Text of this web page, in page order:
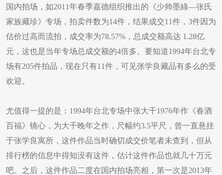
国内拍场，如2011年春季嘉德组织推出的《少帅墨綠—张氏
家族藏珍》专场，拍卖件数为14件，结果成交11件，3件因为
估价过高而流拍，成交率为78.57%，总成交额高达 1.28亿
元，这也是当年专场总成交额的4倍多。要知道1994年台北专
场有205件拍品，现在只有11件，可见张学良藏品有多么的受
欢迎。
尤值得一提的是：1994年台北专场中张大千1976年作《春酒
百福》镜心，为大千晚年之作，尺幅约3.5平尺，曾一直悬挂
于张学良寓所，这件作品当时确切成交价笔者未查到，但从
排行榜的信息中得知没有这件，估计这件作品也就几十万元
吧。之后，这件作品二度在国内拍场亮相，第一次是2013年